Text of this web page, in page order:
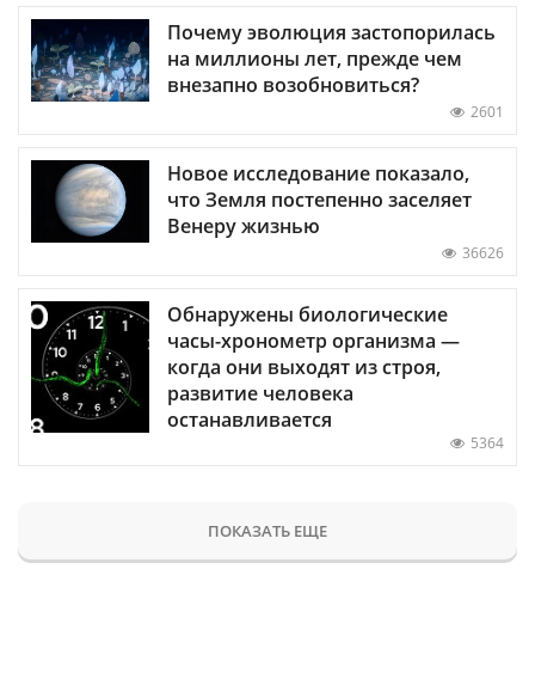
Почему эволюция застопорилась
на миллионы лет, прежде чем
внезапно возобновиться?
2601
Новое исследование показало,
что Земля постепенно заселяет
Венеру жизнью
36626
Обнаружены биологические
часы-хронометр организма —
когда они выходят из строя,
развитие человека
останавливается
5364
ПОКАЗАТЬ ЕЩЕ